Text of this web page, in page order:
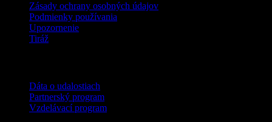
Zásady ochrany osobných údajov
Podmienky používania
Upozornenie
Tiráž
Dáta o udalostiach
Partnerský program
Vzdelávací program